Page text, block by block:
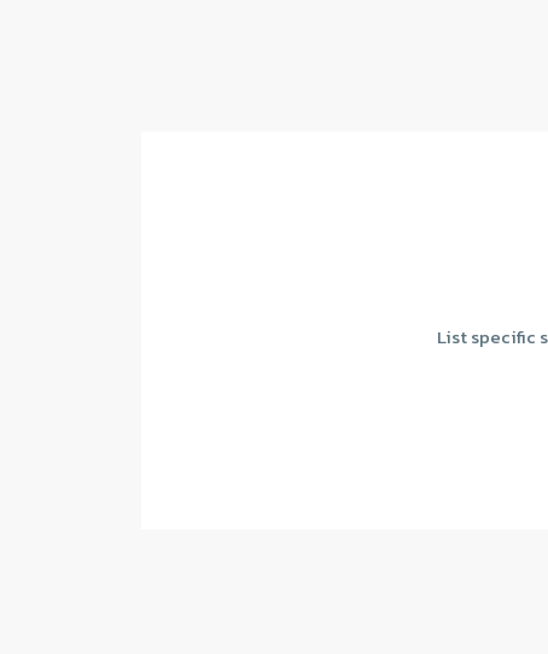
List specific